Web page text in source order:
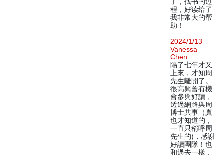
程，好读给了
我非常大的帮
助！
2024/1/13
Vanessa
Chen
隔了七年才又
上來，才知周
先生離開了。
很高興曾有機
會參與好讀，
透過網路與周
博士共事（真
也才知道的，
一直只稱呼周
先生的)，感謝
好讀團隊！也
和過去一樣，